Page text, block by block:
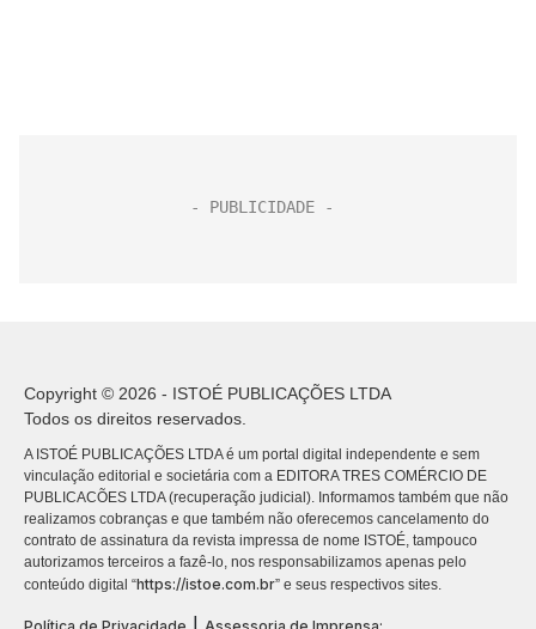
Copyright © 2026 - ISTOÉ PUBLICAÇÕES LTDA
Todos os direitos reservados.
A ISTOÉ PUBLICAÇÕES LTDA é um portal digital independente e sem
vinculação editorial e societária com a EDITORA TRES COMÉRCIO DE
PUBLICACÕES LTDA (recuperação judicial). Informamos também que não
realizamos cobranças e que também não oferecemos cancelamento do
contrato de assinatura da revista impressa de nome ISTOÉ, tampouco
autorizamos terceiros a fazê-lo, nos responsabilizamos apenas pelo
conteúdo digital “https://istoe.com.br” e seus respectivos sites.